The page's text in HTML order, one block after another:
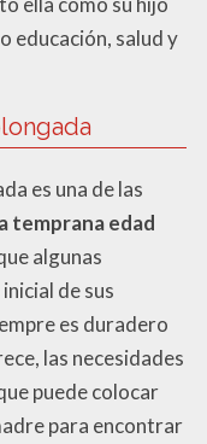
educación, salud y
es una de las
temprana edad
algunas
de sus
es duradero
las necesidades
puede colocar
para encontrar